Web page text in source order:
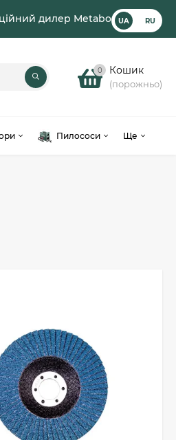
дилер Metabo UA RU
0 Кошик
(порожньо)
Пилососи Ще